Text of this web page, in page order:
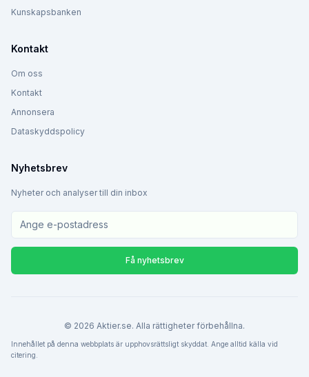
Kunskapsbanken
Kontakt
Om oss
Kontakt
Annonsera
Dataskyddspolicy
Nyhetsbrev
Nyheter och analyser till din inbox
Få nyhetsbrev
© 2026 Aktier.se. Alla rättigheter förbehållna.
Innehållet på denna webbplats är upphovsrättsligt skyddat. Ange alltid källa vid
citering.